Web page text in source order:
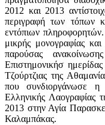
2012 και 2013
περιγραφή των τόπων
εντόπιων
μικρής μονογραφίας
παρούσας
Επιστημονικήσ
Τζούρτζιας της
που συνδιοργάνωσε
Ελληνικής Λαογραφίας
2013 στην Αγία
Καλαμπάκας.